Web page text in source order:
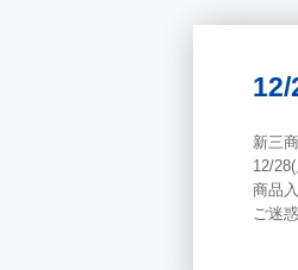
新三
12/
商品
ご迷